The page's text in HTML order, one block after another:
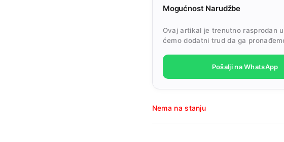
Mogućnost Narudžbe
Ovaj artikal je trenutno rasprodan
ćemo dodatni trud da ga
Pošalji na WhatsApp
Nema na stanju